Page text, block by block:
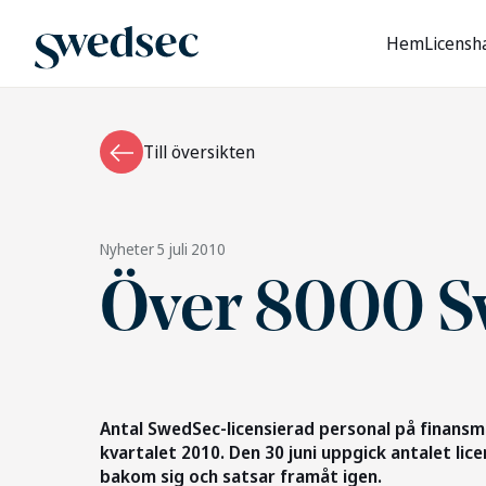
Hem
Till översikten
Nyheter5 juli 2010
Över 8000
Antal SwedSec-licensierad personal på
kvartalet 2010. Den 30 juni uppgick antalet
bakom sig och satsar framåt igen.